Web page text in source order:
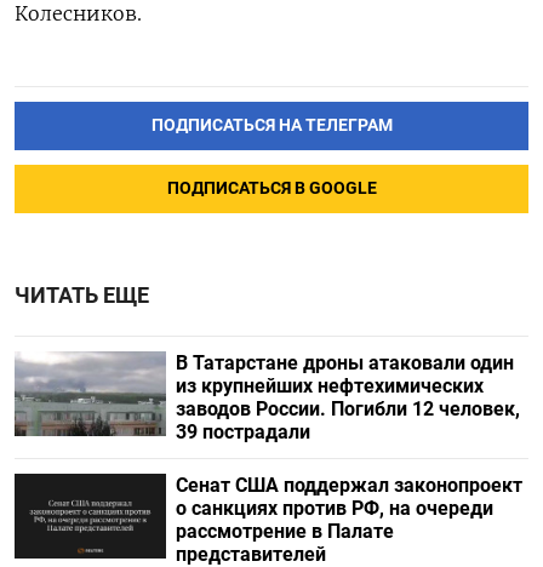
Колесников.
ПОДПИСАТЬСЯ НА ТЕЛЕГРАМ
ПОДПИСАТЬСЯ В GOOGLE
ЧИТАТЬ ЕЩЕ
В Татарстане дроны атаковали один
из крупнейших нефтехимических
заводов России. Погибли 12 человек,
39 пострадали
Сенат США поддержал законопроект
о санкциях против РФ, на очереди
рассмотрение в Палате
представителей